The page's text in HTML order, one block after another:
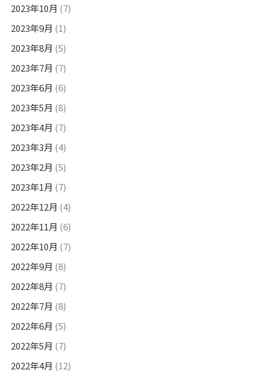
2023年10月 (7)
2023年9月 (1)
2023年8月 (5)
2023年7月 (7)
2023年6月 (6)
2023年5月 (8)
2023年4月 (7)
2023年3月 (4)
2023年2月 (5)
2023年1月 (7)
2022年12月 (4)
2022年11月 (6)
2022年10月 (7)
2022年9月 (8)
2022年8月 (7)
2022年7月 (8)
2022年6月 (5)
2022年5月 (7)
2022年4月 (12)